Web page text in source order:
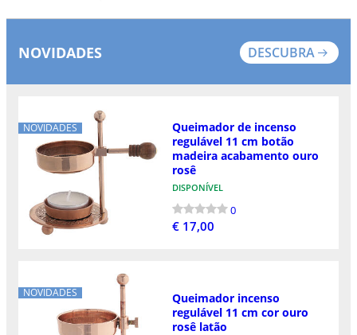
NOVIDADES DESCUBRA
NOVIDADES
Queimador de incenso
regulável 11 cm botão
madeira acabamento ouro
rosê
DISPONÍVEL
0
€ 17,00
NOVIDADES
Queimador incenso
regulável 11 cm cor ouro
rosê latão